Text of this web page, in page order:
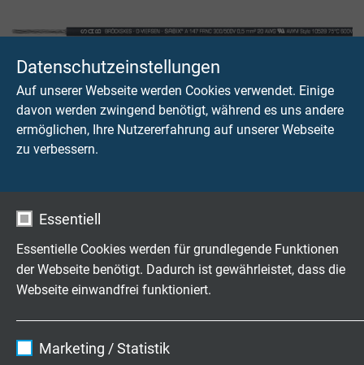
Datenschutzeinstellungen
Auf unserer Webseite werden Cookies verwendet. Einige
davon werden zwingend benötigt, während es uns andere
ermöglichen, Ihre Nutzererfahrung auf unserer Webseite
zu verbessern.
Essentiell
Essentielle Cookies werden für grundlegende Funktionen
der Webseite benötigt. Dadurch ist gewährleistet, dass die
Webseite einwandfrei funktioniert.
Marketing / Statistik
SABIX® A 147 FRNC
Halogenfreie Verdrahtungsleitung 600 V nach UL
SABIX® A 157 FRNC
Halogenfreie Verdrahtungsleitung 1000 V nach UL